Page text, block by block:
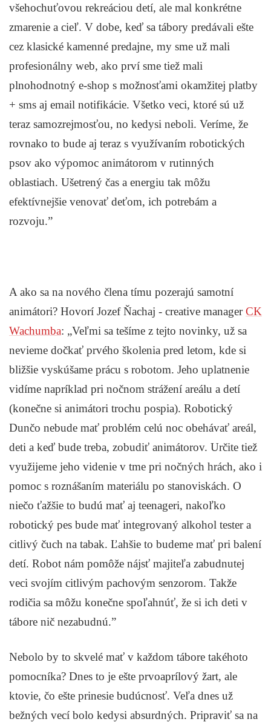
všehochuťovou rekreáciou detí, ale mal konkrétne
zmarenie a cieľ. V dobe, keď sa tábory predávali ešte
cez klasické kamenné predajne, my sme už mali
profesionálny web, ako prví sme tiež mali
plnohodnotný e-shop s možnosťami okamžitej platby
+ sms aj email notifikácie. Všetko veci, ktoré sú už
teraz samozrejmosťou, no kedysi neboli. Veríme, že
rovnako to bude aj teraz s využívaním robotických
psov ako výpomoc animátorom v rutinných
oblastiach. Ušetrený čas a energiu tak môžu
efektívnejšie venovať deťom, ich potrebám a
rozvoju.”
A ako sa na nového člena tímu pozerajú samotní
animátori? Hovorí Jozef Ňachaj - creative managerCK
Wachumba: „Veľmi sa tešíme z tejto novinky, už sa
nevieme dočkať prvého školenia pred letom, kde si
bližšie vyskúšame prácu s robotom. Jeho uplatnenie
vidíme napríklad pri nočnom strážení areálu a detí
(konečne si animátori trochu pospia). Robotický
Dunčo nebude mať problém celú noc obehávať areál,
deti a keď bude treba, zobudiť animátorov. Určite tiež
využijeme jeho videnie v tme pri nočných hrách, ako i
pomoc s roznášaním materiálu po stanoviskách. O
niečo ťažšie to budú mať aj teenageri, nakoľko
robotický pes bude mať integrovaný alkohol tester a
citlivý čuch na tabak. Ľahšie to budeme mať pri balení
detí. Robot nám pomôže nájsť majiteľa zabudnutej
veci svojím citlivým pachovým senzorom. Takže
rodičia sa môžu konečne spoľahnúť, že si ich deti v
tábore nič nezabudnú.”
Nebolo by to skvelé mať v každom tábore takéhoto
pomocníka? Dnes to je ešte prvoaprílový žart, ale
ktovie, čo ešte prinesie budúcnosť. Veľa dnes už
bežných vecí bolo kedysi absurdných. Pripraviť sa na